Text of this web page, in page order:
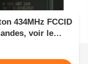
434MHz FCCID
voir le